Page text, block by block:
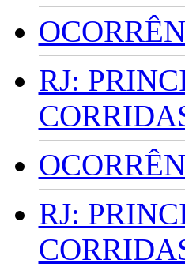
RJ:
RJ: